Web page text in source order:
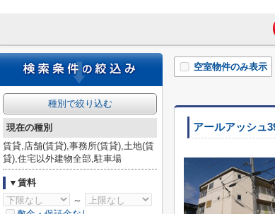
空室物件のみ表示
アールアッシュ
種別で絞り込む
現在の種別
賃貸,店舗(賃貸),事務所(賃貸),土地(賃
貸),住宅以外建物全部,駐車場
▼賃料
～